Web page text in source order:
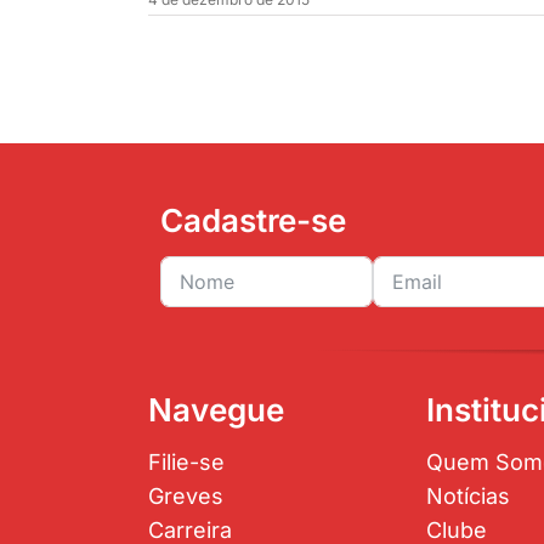
Cadastre-se
Navegue
Filie-se
Greves
Carreira
Quem
Notícias
Clube